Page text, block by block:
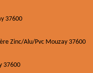
37600
Zinc/Alu/Pvc Mouzay 37600
37600